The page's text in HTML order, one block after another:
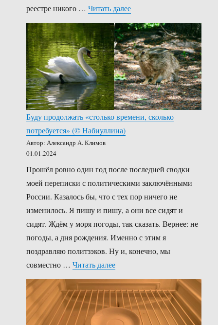
реестре никого …Читать далее«За самым тёмным
Буду продолжать «столько времени, сколько
потребуется» (©️ Набиуллина)
Автор: Александр А. Климов
01.01.2024
Прошёл ровно один год после последней сводки
моей переписки с политическими заключёнными
России. Казалось бы, что с тех пор ничего не
изменилось. Я пишу и пишу, а они все сидят и
сидят. Ждём у моря погоды, так сказать. Вернее: не
погоды, а дня рождения. Именно с этим я
поздравляю политзэков. Ну и, конечно, мы
совместно …Читать далее«Буду продолжать «столько